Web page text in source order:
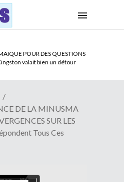
TETE DU SENAT BENINOIS :
sans partir !
DE LA MINUSMA
SUR LES
Tous Ces